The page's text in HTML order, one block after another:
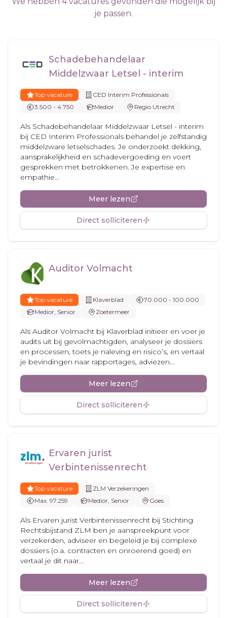
je passen.
Schadebehandelaar
Middelzwaar Letsel - interim
Top vacature
CED Interim Professionals
3.500 - 4.750
Medior Regio Utrecht
Als Schadebehandelaar Middelzwaar Letsel - interim
bij CED Interim Professionals behandel je zelfstandig
middelzware letselschades. Je onderzoekt dekking,
aansprakelijkheid en schadevergoeding en voert
gesprekken met betrokkenen. Je expertise en
empathie...
Meer lezen
Direct solliciteren
Auditor Volmacht
Top vacature Klaverblad
70.000 - 100.000
Medior, Senior
Zoetermeer
Als Auditor Volmacht bij Klaverblad initieer en voer je
audits uit bij gevolmachtigden, analyseer je dossiers
en processen, toets je naleving en risico’s, en vertaal
je bevindingen naar rapportages, adviezen...
Meer lezen
Direct solliciteren
Ervaren jurist
Verbintenissenrecht
Top vacature
ZLM Verzekeringen
Max. 97.259
Medior, Senior Goes
Als Ervaren jurist Verbintenissenrecht bij Stichting
Rechtsbijstand ZLM ben je aanspreekpunt voor
verzekerden, adviseer en begeleid je bij complexe
dossiers (o.a. contracten en onroerend goed) en
vertaal je dit naar...
Meer lezen
Direct solliciteren